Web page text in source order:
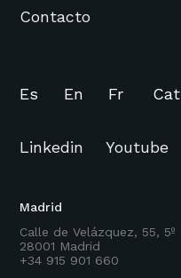
Contacto
Madrid
Calle de Velázquez, 55, 5º
28001 Madrid
+34 915 901 660
Es En Fr Cat
Linkedin Youtube